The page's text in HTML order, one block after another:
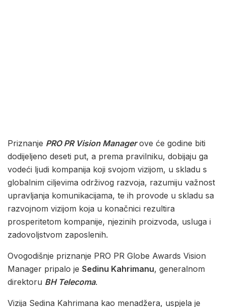
Priznanje PRO PR Vision Managerove će godine biti
dodijeljeno deseti put, a prema pravilniku, dobijaju ga
vodeći ljudi kompanija koji svojom vizijom, u skladu s
globalnim ciljevima održivog razvoja, razumiju važnost
upravljanja komunikacijama, te ih provode u skladu sa
razvojnom vizijom koja u konačnici rezultira
prosperitetom kompanije, njezinih proizvoda, usluga i
zadovoljstvom zaposlenih.
Ovogodišnje priznanje PRO PR Globe Awards Vision
Manager pripalo je Sedinu Kahrimanu, generalnom
direktoru BH Telecoma.
Vizija Sedina Kahrimana kao menadžera, uspjela je